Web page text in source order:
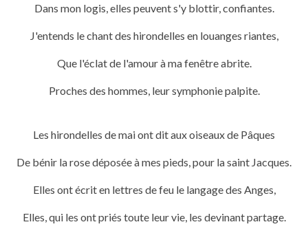
Dans mon logis, elles peuvent s'y blottir, confiantes.
J'entends le chant des hirondelles en louanges riantes,
Que l'éclat de l'amour à ma fenêtre abrite.
Proches des hommes, leur symphonie palpite.
Les hirondelles de mai ont dit aux oiseaux de Pâques
De bénir la rose déposée à mes pieds, pour la saint Jacques.
Elles ont écrit en lettres de feu le langage des Anges,
Elles, qui les ont priés toute leur vie, les devinant partage.